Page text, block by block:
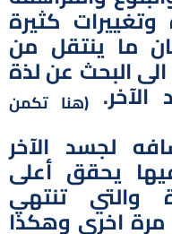
كثيرة
ما ينتقل من
البحث عن لذة
الآخر.(هنا تكمن
لجسد الآخر
يحقق أعلى
تنتهي
مرة اخرى وهكذا